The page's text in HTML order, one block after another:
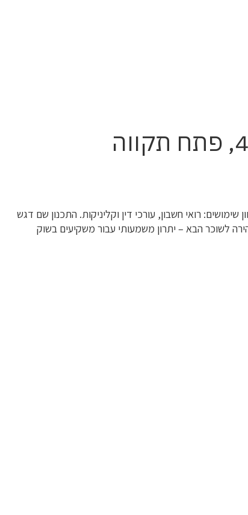
רואי חשבון, עורכי דין וקליניקות. התכנון שם דגש
לשוכר הבא – יתרון משמעותי עבור משקיעים בשוק